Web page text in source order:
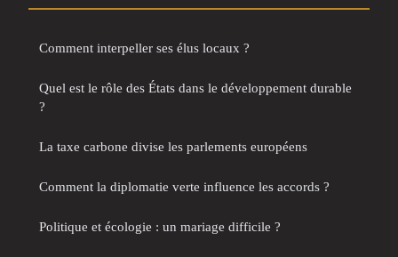
Comment interpeller ses élus locaux ?
Quel est le rôle des États dans le développement durable
?
La taxe carbone divise les parlements européens
Comment la diplomatie verte influence les accords ?
Politique et écologie : un mariage difficile ?